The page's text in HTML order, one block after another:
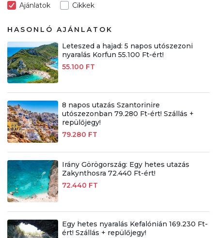
Ajánlatok Cikkek
HASONLÓ AJÁNLATOK
Leteszed a hajad: 5 napos utószezoni
nyaralás Korfun 55.100 Ft-ért!
55.100 FT
8 napos utazás Szantorinire
utószezonban 79.280 Ft-ért! Szállás +
repülőjegy!
79.280 FT
Irány Görögország: Egy hetes utazás
Zakynthosra 72.440 Ft-ért!
72.440 FT
Egy hetes nyaralás Kefalónián 169.230 Ft-
ért! Szállás + repülőjegy!